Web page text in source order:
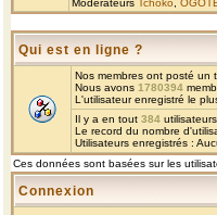
Modérateurs Tchoko
Qui est en ligne ?
Nos membres ont posté un
Nous avons 1780394
L'utilisateur enregistré le
Il y a en tout 384
Le record du nombre
Utilisateurs enregistrés :
Ces données sont basées sur les
Connexion